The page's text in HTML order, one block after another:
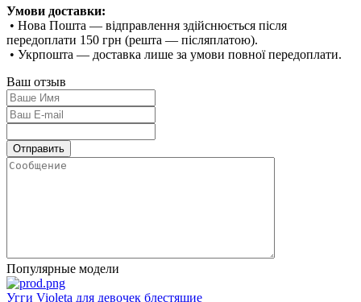
Умови доставки:
• Нова Пошта — відправлення здійснюється після
передоплати 150 грн (решта — післяплатою).
• Укрпошта — доставка лише за умови повної передоплати.
Ваш отзыв
Популярные модели
Угги Violeta для девочек блестящие